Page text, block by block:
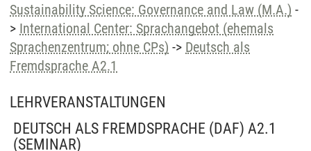
Sustainability Science: Governance and Law (M.A.) -
> International Center: Sprachangebot (ehemals
Sprachenzentrum; ohne CPs) -> Deutsch als
Fremdsprache A2.1
LEHRVERANSTALTUNGEN
DEUTSCH ALS FREMDSPRACHE (DAF) A2.1
(SEMINAR)